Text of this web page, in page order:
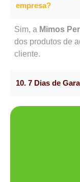
empresa?
Sim, a Mimos
dos produtos de
cliente.
10. 7 Dias de